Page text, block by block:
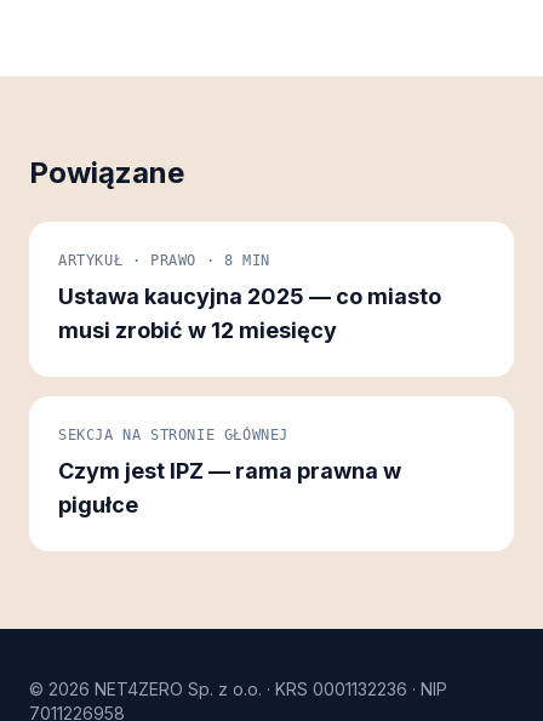
Powiązane
ARTYKUŁ · PRAWO · 8 MIN
Ustawa kaucyjna 2025 — co miasto
musi zrobić w 12 miesięcy
SEKCJA NA STRONIE GŁÓWNEJ
Czym jest IPZ — rama prawna w
pigułce
© 2026 NET4ZERO Sp. z o.o. · KRS 0001132236 · NIP
7011226958